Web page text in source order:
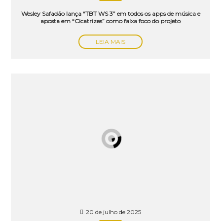
Wesley Safadão lança “TBT WS 3” em todos os apps de música e
aposta em “Cicatrizes” como faixa foco do projeto
LEIA MAIS
20 de julho de 2025